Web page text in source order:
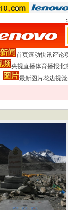
首页滚动快讯评论
央视直播体育播报北
最新图片花边视